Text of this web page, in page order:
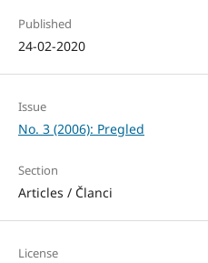
Published
24-02-2020
Issue
No. 3 (2006): Pregled
Section
Articles / Članci
License